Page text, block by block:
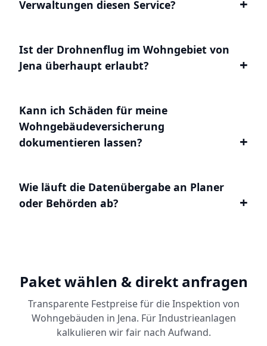
Verwaltungen diesen Service?
Ist der Drohnenflug im Wohngebiet von
Jena überhaupt erlaubt?
Kann ich Schäden für meine
Wohngebäudeversicherung
dokumentieren lassen?
Wie läuft die Datenübergabe an Planer
oder Behörden ab?
Paket wählen & direkt anfragen
Transparente Festpreise für die Inspektion von
Wohngebäuden in Jena. Für Industrieanlagen
kalkulieren wir fair nach Aufwand.